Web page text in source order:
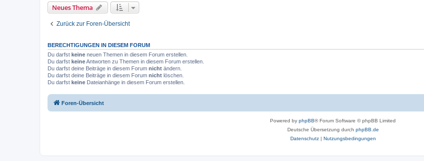
Neues Thema
Zurück zur Foren-Übersicht
BERECHTIGUNGEN IN DIESEM FORUM
Du darfst keine neuen Themen in diesem Forum erstellen.
Du darfst keineAntworten zu Themen in diesem Forum erstellen.
Du darfst deine Beiträge in diesem Forum nicht ändern.
Du darfst deine Beiträge in diesem Forum nicht löschen.
Du darfst keine Dateianhänge in diesem Forum erstellen.
Foren-Übersicht
Powered by phpBB® Forum Software © phpBB Limited
Deutsche Übersetzung durch phpBB.de
Datenschutz| Nutzungsbedingungen